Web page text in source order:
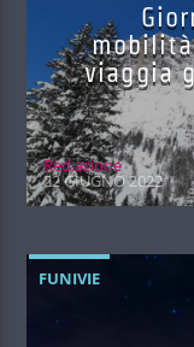
viaggia
Red.azione
22 GIUGNO 2022
FUNIVIE